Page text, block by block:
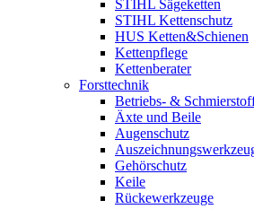
STIHL Sägeketten
STIHL Kettenschutz
HUS Ketten&Schienen
Kettenpflege
Kettenberater
Forsttechnik
Betriebs- &
Äxte und Beile
Augenschutz
Gehörschutz
Keile
Rückewerkzeuge